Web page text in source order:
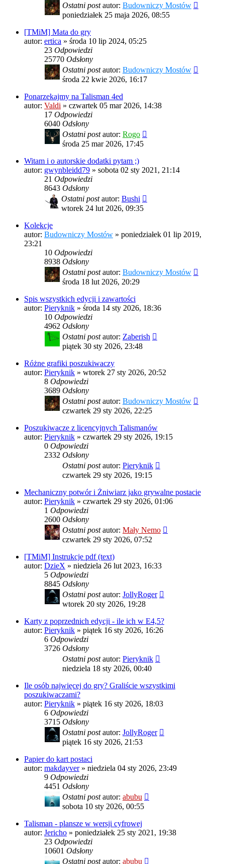
Ostatni postautor: Budowniczy Mostów
poniedziałek 25 maja 2026, 08:55
[TMiM] Mata do gry
autor: ertica » środa 10 lip 2024, 05:25
23 Odpowiedzi
25770 Odsłony
Ostatni postautor: Budowniczy Mostów
środa 22 kwie 2026, 16:17
Ponarzekajmy na Talisman 4ed
autor: Valdi » czwartek 05 mar 2026, 14:38
17 Odpowiedzi
6040 Odsłony
Ostatni postautor: Rogo
środa 25 mar 2026, 17:45
Witam i o autorskie dodatki pytam ;)
autor: gwynbleidd79 » sobota 02 sty 2021, 21:14
21 Odpowiedzi
8643 Odsłony
Ostatni postautor: Bushi
wtorek 24 lut 2026, 09:35
Kolekcje
autor: Budowniczy Mostów » poniedziałek 01 lip 2019,
23:21
10 Odpowiedzi
8938 Odsłony
Ostatni postautor: Budowniczy Mostów
środa 18 lut 2026, 20:29
Spis wszystkich edycji i zawartości
autor: Pieryknik » środa 14 sty 2026, 18:36
10 Odpowiedzi
4962 Odsłony
Ostatni postautor: Zaberish
piątek 30 sty 2026, 23:48
Różne grafiki poszukiwaczy
autor: Pieryknik » wtorek 27 sty 2026, 20:52
8 Odpowiedzi
3689 Odsłony
Ostatni postautor: Budowniczy Mostów
czwartek 29 sty 2026, 22:25
Poszukiwacze z licencyjnych Talismanów
autor: Pieryknik » czwartek 29 sty 2026, 19:15
0 Odpowiedzi
2332 Odsłony
Ostatni postautor: Pieryknik
czwartek 29 sty 2026, 19:15
Mechaniczny potwór i Żniwiarz jako grywalne postacie
autor: Pieryknik » czwartek 29 sty 2026, 01:06
1 Odpowiedzi
2600 Odsłony
Ostatni postautor: Mały Nemo
czwartek 29 sty 2026, 07:52
[TMiM] Instrukcje pdf (text)
autor: DzieX » niedziela 26 lut 2023, 16:33
5 Odpowiedzi
8845 Odsłony
Ostatni postautor: JollyRoger
wtorek 20 sty 2026, 19:28
Karty z poprzednich edycji - ile ich w E4,5?
autor: Pieryknik » piątek 16 sty 2026, 16:26
6 Odpowiedzi
3726 Odsłony
Ostatni postautor: Pieryknik
niedziela 18 sty 2026, 00:40
Ile osób najwięcej do gry? Graliście wszystkimi
poszukiwaczami?
autor: Pieryknik » piątek 16 sty 2026, 18:03
6 Odpowiedzi
3715 Odsłony
Ostatni postautor: JollyRoger
piątek 16 sty 2026, 21:53
Papier do kart postaci
autor: makdayver» niedziela 04 sty 2026, 23:49
9 Odpowiedzi
4451 Odsłony
Ostatni postautor: abubu
sobota 10 sty 2026, 00:55
Talisman - plansze w wersji cyfrowej
autor: Jericho » poniedziałek 25 sty 2021, 19:38
23 Odpowiedzi
10601 Odsłony
Ostatni postautor: abubu